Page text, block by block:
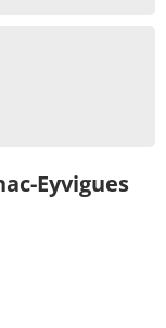
Eyvigues